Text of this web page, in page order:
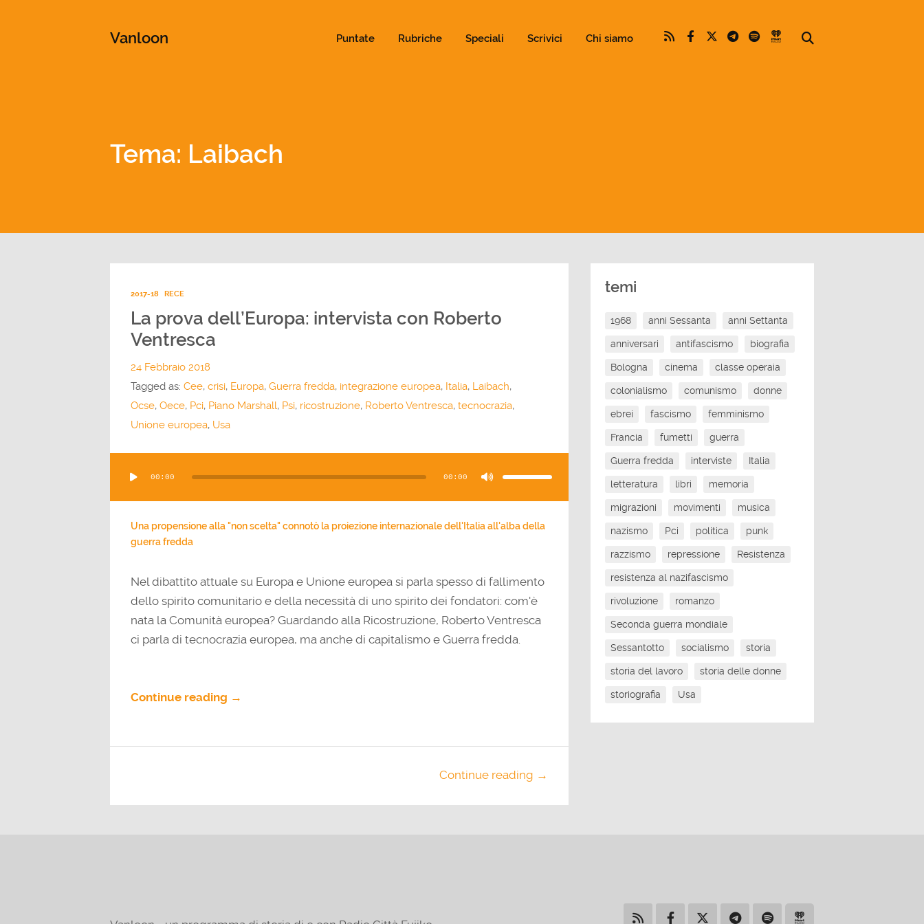
Vanloon Puntate Rubriche Speciali Scrivici Chi siamo
Tema: Laibach
2017-18 RECE
La prova dell’Europa: intervista con Roberto
Ventresca
24 Febbraio 2018
Tagged as: Cee, crisi, Europa, Guerra fredda, integrazione europea, Italia, Laibach,
Ocse, Oece, Pci, Piano Marshall, Psi, ricostruzione, Roberto Ventresca, tecnocrazia,
Unione europea, Usa
Player
00:00 00:00
Usa
freccia
aumentare
il
volume.
Una propensione alla "non scelta" connotò la proiezione internazionale dell'Italia all'alba della
guerra fredda
Nel dibattito attuale su Europa e Unione europea si parla spesso di fallimento
dello spirito comunitario e della necessità di uno spirito dei fondatori: com'è
nata la Comunità europea? Guardando alla Ricostruzione, Roberto Ventresca
ci parla di tecnocrazia europea, ma anche di capitalismo e Guerra fredda.
Continue reading →
Continue reading →
temi
1968 anni Sessanta anni Settanta
anniversari antifascismo biografia
Bologna cinema classe operaia
colonialismo comunismo donne
ebrei fascismo femminismo
Francia fumetti guerra
Guerra fredda interviste Italia
letteratura libri memoria
migrazioni movimenti musica
nazismo Pci politica punk
razzismo repressione Resistenza
resistenza al nazifascismo
rivoluzione romanzo
Seconda guerra mondiale
Sessantotto socialismo storia
storia del lavoro storia delle donne
storiografia Usa